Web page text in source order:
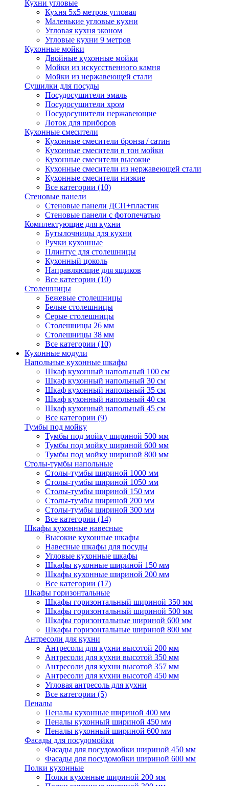
Кухни угловые
Кухня 5х5 метров угловая
Маленькие угловые кухни
Угловая кухня эконом
Угловые кухни 9 метров
Кухонные мойки
Двойные кухонные мойки
Мойки из искусственного камня
Мойки из нержавеющей стали
Сушилки для посуды
Посудосушители эмаль
Посудосушители хром
Посудосушители нержавеющие
Лоток для приборов
Кухонные смесители
Кухонные смесители бронза / сатин
Кухонные смесители в тон мойки
Кухонные смесители высокие
Кухонные смесители из нержавеющей стали
Кухонные смесители низкие
Все категории (10)
Стеновые панели
Стеновые панели ДСП+пластик
Стеновые панели с фотопечатью
Комплектующие для кухни
Бутылочницы для кухни
Ручки кухонные
Плинтус для столешницы
Кухонный цоколь
Направляющие для ящиков
Все категории (10)
Столешницы
Бежевые столешницы
Белые столешницы
Серые столешницы
Столешницы 26 мм
Столешницы 38 мм
Все категории (10)
Кухонные модули
Напольные кухонные шкафы
Шкаф кухонный напольный 100 см
Шкаф кухонный напольный 30 см
Шкаф кухонный напольный 35 см
Шкаф кухонный напольный 40 см
Шкаф кухонный напольный 45 см
Все категории (9)
Тумбы под мойку
Тумбы под мойку шириной 500 мм
Тумбы под мойку шириной 600 мм
Тумбы под мойку шириной 800 мм
Столы-тумбы напольные
Столы-тумбы шириной 1000 мм
Столы-тумбы шириной 1050 мм
Столы-тумбы шириной 150 мм
Столы-тумбы шириной 200 мм
Столы-тумбы шириной 300 мм
Все категории (14)
Шкафы кухонные навесные
Высокие кухонные шкафы
Навесные шкафы для посуды
Угловые кухонные шкафы
Шкафы кухонные шириной 150 мм
Шкафы кухонные шириной 200 мм
Все категории (17)
Шкафы горизонтальные
Шкафы горизонтальный шириной 350 мм
Шкафы горизонтальный шириной 500 мм
Шкафы горизонтальные шириной 600 мм
Шкафы горизонтальные шириной 800 мм
Антресоли для кухни
Антресоли для кухни высотой 200 мм
Антресоли для кухни высотой 350 мм
Антресоли для кухни высотой 357 мм
Антресоли для кухни высотой 450 мм
Угловая антресоль для кухни
Все категории (5)
Пеналы
Пеналы кухонные шириной 400 мм
Пеналы кухонный шириной 450 мм
Пеналы кухонный шириной 600 мм
Фасады для посудомойки
Фасады для посудомойки шириной 450 мм
Фасады для посудомойки шириной 600 мм
Полки кухонные
Полки кухонные шириной 200 мм